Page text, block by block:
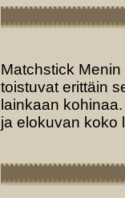
Matchstick
toistuvat erittäin
lainkaan
ja elokuvan koko